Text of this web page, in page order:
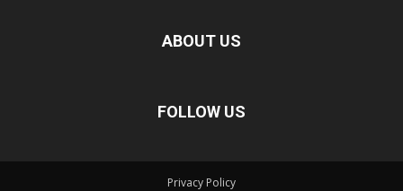
ABOUT US
FOLLOW US
Privacy Policy